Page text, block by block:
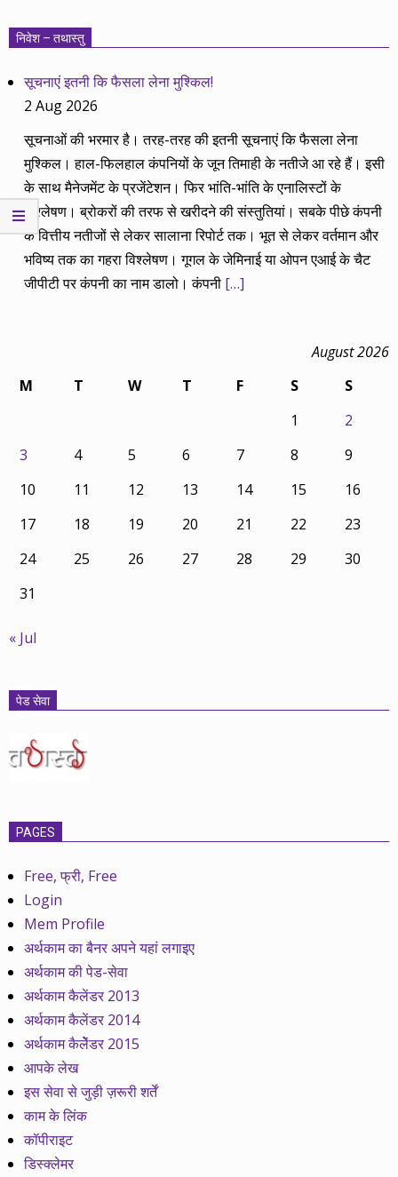
निवेश – तथास्तु
सूचनाएं इतनी कि फैसला लेना मुश्किल!
2 Aug 2026
सूचनाओं की भरमार है। तरह-तरह की इतनी सूचनाएं कि फैसला लेना
मुश्किल। हाल-फिलहाल कंपनियों के जून तिमाही के नतीजे आ रहे हैं। इसी
के साथ मैनेजमेंट के प्रजेंटेशन। फिर भांति-भांति के एनालिस्टों के
विश्लेषण। ब्रोकरों की तरफ से खरीदने की संस्तुतियां। सबके पीछे कंपनी
के वित्तीय नतीजों से लेकर सालाना रिपोर्ट तक। भूत से लेकर वर्तमान और
भविष्य तक का गहरा विश्लेषण। गूगल के जेमिनाई या ओपन एआई के चैट
जीपीटी पर कंपनी का नाम डालो। कंपनी […]
August 2026
M
T W T F S
S
1
2
3
4 5 6 7 8
9
10
11 12 13 14 15
16
17
18 19 20 21 22
23
24
25 26 27 28 29
30
31
« Jul
पेड सेवा
PAGES
Free, फ्री, Free
Login
Mem Profile
अर्थकाम का बैनर अपने यहां लगाइए
अर्थकाम की पेड-सेवा
अर्थकाम कैलेंडर 2013
अर्थकाम कैलेंडर 2014
अर्थकाम कैलेेंडर 2015
आपके लेख
इस सेवा से जुड़ी ज़रूरी शर्तें
काम के लिंक
कॉपीराइट
डिस्क्लेमर